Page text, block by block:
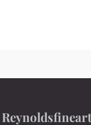
Reynoldsfineart